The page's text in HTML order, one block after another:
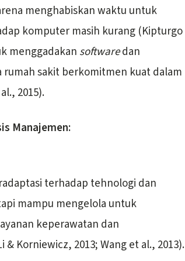
menghabiskan waktu untuk
komputer masih kurang (Kipturgo
menggadakan softwaredan
rumah sakit berkomitmen kuat dalam
2015).
Manajemen:
terhadap tehnologi dan
mampu mengelola untuk
keperawatan dan
Korniewicz, 2013; Wang et al., 2013).